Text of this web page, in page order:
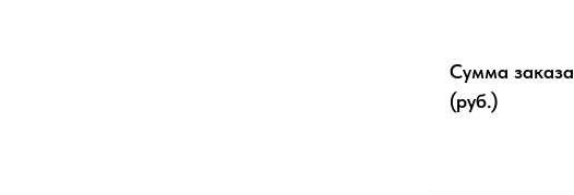
Сумма заказа
(руб.)